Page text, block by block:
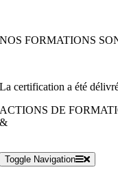
NOS FORMATIONS
La certification a été
ACTIONS DE
&
Toggle Navigation